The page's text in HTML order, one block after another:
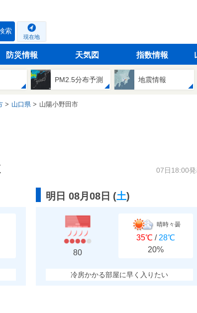
索
現在地
防災情報 天気図 指数情報
PM2.5分布予測 地震情報
山口県 山陽小野田市
07日18:00発
明日 08月08日 (土)
80
晴時々曇
35℃ / 28℃
20%
冷房かかる部屋に早く入りたい